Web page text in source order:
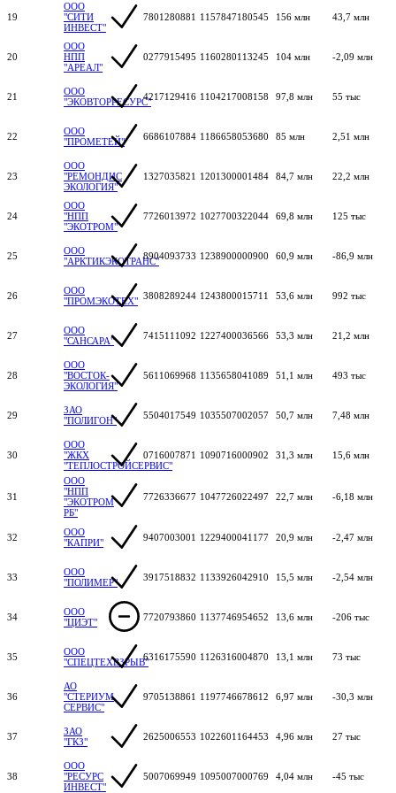
19
ООО
"СИТИ
ИНВЕСТ"
7801280881 1157847180545 156 млн 43,7 млн
20
ООО
НПП
"АРЕАЛ"
0277915495 1160280113245 104 млн -2,09 млн
21
ООО
"ЭКОВТОРРЕСУРС"4217129416 1104217008158 97,8 млн 55 тыс
22
ООО
"ПРОМЕТЕЙ"
6686107884 1186658053680 85 млн 2,51 млн
23
ООО
"РЕМОНДИС
ЭКОЛОГИЯ"
1327035821 1201300001484 84,7 млн 22,2 млн
24
ООО
"НПП
"ЭКОТРОМ"
7726013972 1027700322044 69,8 млн 125 тыс
25
ООО
"АРКТИКЭКОТРАНС"8904093733 1238900000900 60,9 млн -86,9 млн
26
ООО
"ПРОМЭКОТЕХ" 3808289244 1243800015711 53,6 млн 992 тыс
27
ООО
"САНСАРА"
7415111092 1227400036566 53,3 млн 21,2 млн
28
ООО
"ВОСТОК-
ЭКОЛОГИЯ"
5611069968 1135658041089 51,1 млн 493 тыс
29
ЗАО
"ПОЛИГОН"
5504017549 1035507002057 50,7 млн 7,48 млн
30
ООО
"ЖКХ
"ТЕПЛОСТРОЙСЕРВИС"
0716007871 1090716000902 31,3 млн 15,6 млн
31
ООО
"НПП
"ЭКОТРОМ
РБ"
7726336677 1047726022497 22,7 млн -6,18 млн
32
ООО
"КАПРИ"
9407003001 1229400041177 20,9 млн -2,47 млн
33
ООО
"ПОЛИМЕР"
3917518832 1133926042910 15,5 млн -2,54 млн
34
ООО
"ЦИЭТ"
7720793860 1137746954652 13,6 млн -206 тыс
35
ООО
"СПЕЦТЕХВЗРЫВ"6316175590 1126316004870 13,1 млн 73 тыс
36
АО
"СТЕРИУМ
СЕРВИС"
9705138861 1197746678612 6,97 млн -30,3 млн
37
ЗАО
"ГКЗ"
2625006553 1022601164453 4,96 млн 27 тыс
38
ООО
"РЕСУРС
ИНВЕСТ"
5007069949 1095007000769 4,04 млн -45 тыс